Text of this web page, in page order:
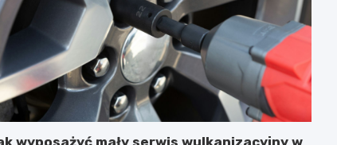
wyposażyć mały serwis wulkanizacyjny w